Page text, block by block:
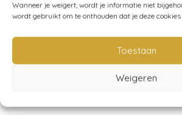
Wanneer je weigert, wordt je informatie niet
wordt gebruikt om te onthouden dat je deze
Toestaan
Weigeren
Artikelnummer:
Categorieën:Eten en drinken,Konges